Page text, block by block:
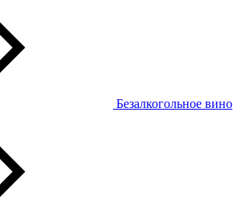
Безалкогольное вино